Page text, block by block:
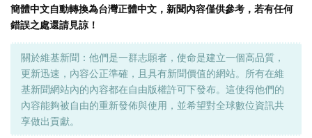
簡體中文自動轉換為台灣正體中文，新聞內容僅供參考，若有任何
錯誤之處還請見諒！
關於維基新聞：他們是一群志願者，使命是建立一個高品質，
更新迅速，內容公正準確，且具有新聞價值的網站。所有在維
基新聞網站內的內容都在自由版權許可下發布。這使得他們的
內容能夠被自由的重新發佈與使用，並希望對全球數位資訊共
享做出貢獻。